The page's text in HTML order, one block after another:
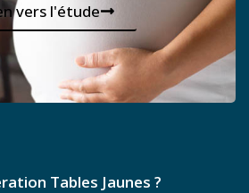
vers l'étude
Tables Jaunes ?